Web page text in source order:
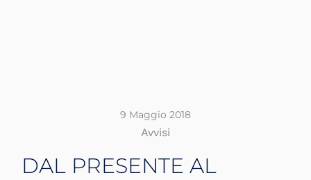
9 Maggio 2018
Avvisi
DAL PRESENTE AL